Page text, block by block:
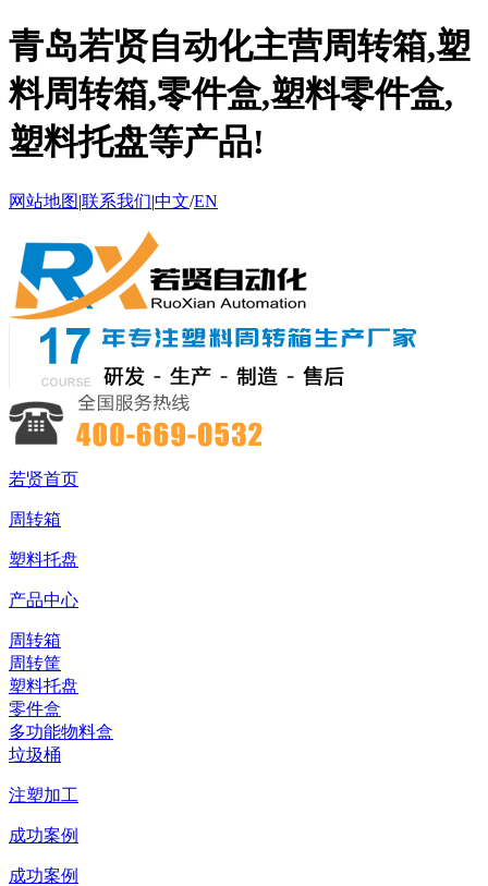
青岛若贤自动化主营周转箱,塑
料周转箱,零件盒,塑料零件盒,
塑料托盘等产品!
网站地图|联系我们|中文/EN
若贤首页
周转箱
塑料托盘
产品中心
周转箱
周转筐
塑料托盘
零件盒
多功能物料盒
垃圾桶
注塑加工
成功案例
成功案例